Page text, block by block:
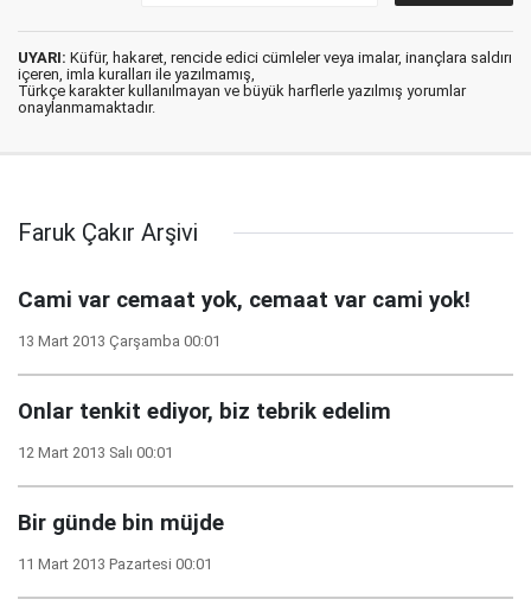
UYARI: Küfür, hakaret, rencide edici cümleler veya imalar, inançlara saldırı
içeren, imla kuralları ile yazılmamış,
Türkçe karakter kullanılmayan ve büyük harflerle yazılmış yorumlar
onaylanmamaktadır.
Faruk Çakır Arşivi
Cami var cemaat yok, cemaat var cami yok!
13 Mart 2013 Çarşamba 00:01
Onlar tenkit ediyor, biz tebrik edelim
12 Mart 2013 Salı 00:01
Bir günde bin müjde
11 Mart 2013 Pazartesi 00:01